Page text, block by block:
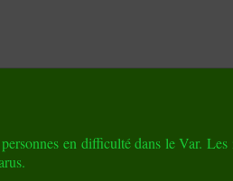
en difficulté dans le Var.